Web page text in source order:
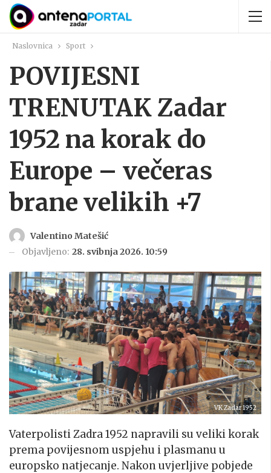
Naslovnica Sport
POVIJESNI
TRENUTAK Zadar
1952 na korak do
Europe – večeras
brane velikih +7
Valentino Matešić
Objavljeno: 28. svibnja 2026. 10:59
VK Zadar 1952
Vaterpolisti Zadra 1952 napravili su veliki korak
prema povijesnom uspjehu i plasmanu u
europsko natjecanje. Nakon uvjerljive pobjede